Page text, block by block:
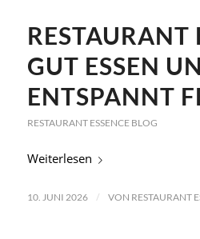
RESTAURANT
GUT ESSEN
ENTSPANNT
RESTAURANT ESSENCE BLOG
Weiterlesen
10. JUNI 2026 / VON RESTAURANT